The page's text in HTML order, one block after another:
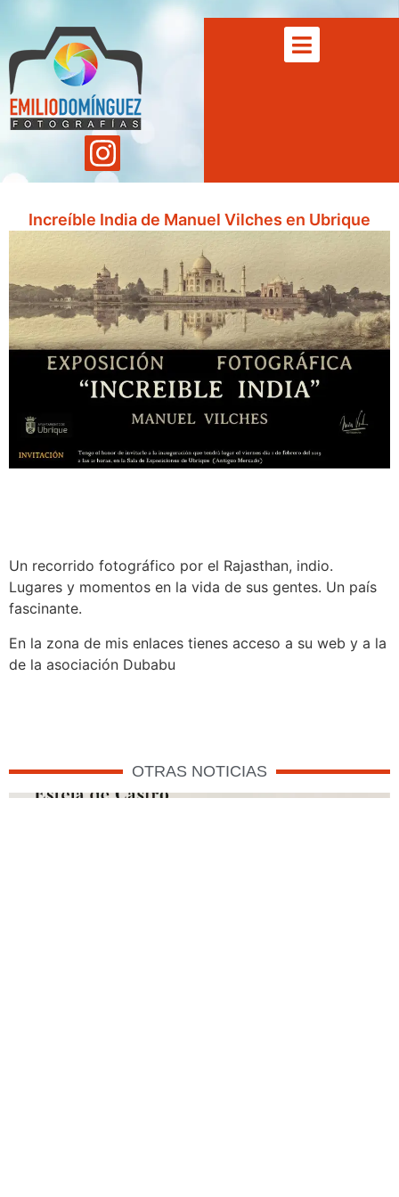
Increíble India de Manuel Vilches en Ubrique
Un recorrido fotográfico por el Rajasthan, indio.
Lugares y momentos en la vida de sus gentes. Un país
fascinante.
En la zona de mis enlaces tienes acceso a su web y a la
de la asociación Dubabu
OTRAS NOTICIAS